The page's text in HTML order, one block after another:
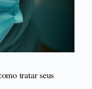
tratar seus